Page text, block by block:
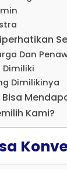
Dan
Dimiliki
Dimilikinya
Kami?